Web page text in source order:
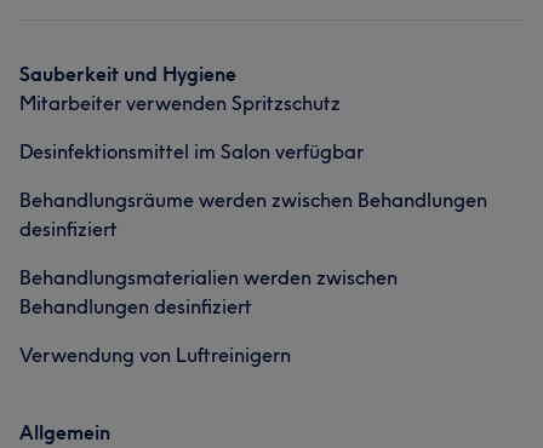
Portfolio
Portfolio
Sauberkeit und Hygiene
Mitarbeiter verwenden Spritzschutz
Desinfektionsmittel im Salon verfügbar
Behandlungsräume werden zwischen Behandlungen
desinfiziert
Behandlungsmaterialien werden zwischen
Behandlungen desinfiziert
Verwendung von Luftreinigern
Allgemein